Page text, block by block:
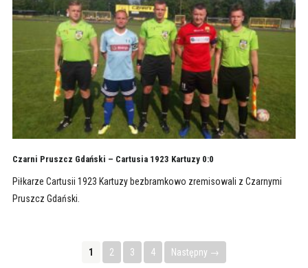
Czarni Pruszcz Gdański – Cartusia 1923 Kartuzy 0:0
Piłkarze Cartusii 1923 Kartuzy bezbramkowo zremisowali z Czarnymi
Pruszcz Gdański.
1 2 3 4 Następny →